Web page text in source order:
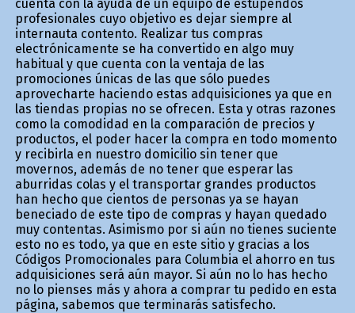
cuenta con la ayuda de un equipo de estupendos
profesionales cuyo objetivo es dejar siempre al
internauta contento. Realizar tus compras
electrónicamente se ha convertido en algo muy
habitual y que cuenta con la ventaja de las
promociones únicas de las que sólo puedes
aprovecharte haciendo estas adquisiciones ya que en
las tiendas propias no se ofrecen. Esta y otras razones
como la comodidad en la comparación de precios y
productos, el poder hacer la compra en todo momento
y recibirla en nuestro domicilio sin tener que
movernos, además de no tener que esperar las
aburridas colas y el transportar grandes productos
han hecho que cientos de personas ya se hayan
beneficiado de este tipo de compras y hayan quedado
muy contentas. Asimismo por si aún no tienes suficiente
esto no es todo, ya que en este sitio y gracias a los
Códigos Promocionales para Columbia el ahorro en tus
adquisiciones será aún mayor. Si aún no lo has hecho
no lo pienses más y ahora a comprar tu pedido en esta
página, sabemos que terminarás satisfecho.